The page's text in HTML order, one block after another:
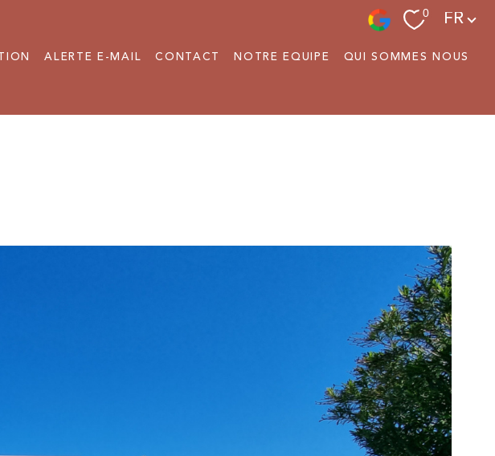
0 Langue
FR
ALERTE E-MAIL CONTACT NOTRE EQUIPE QUI SOMMES NOUS